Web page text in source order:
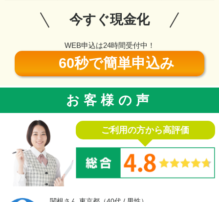
今すぐ現金化
WEB申込は24時間受付中！
60秒で簡単申込み
お客様の声
ご利用の方から高評価